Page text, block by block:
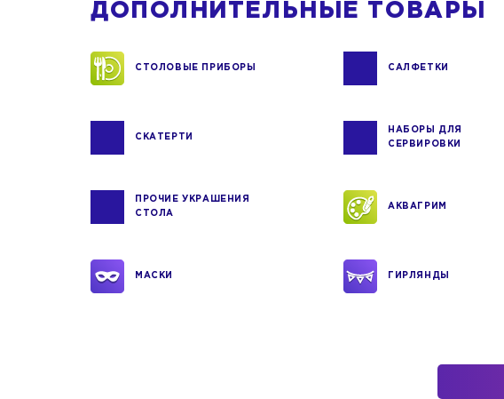
ДОПОЛНИТЕЛЬНЫЕ ТОВАРЫ
СТОЛОВЫЕ ПРИБОРЫ САЛФЕТКИ
СКАТЕРТИ
НАБОРЫ ДЛЯ
СЕРВИРОВКИ
ПРОЧИЕ УКРАШЕНИЯ
СТОЛА
АКВАГРИМ
МАСКИ ГИРЛЯНДЫ